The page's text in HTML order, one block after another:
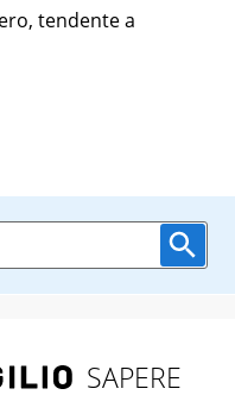
tendente a
SAPERE